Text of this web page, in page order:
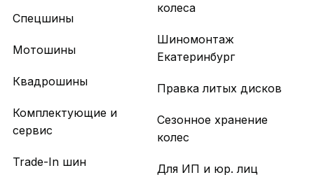
Спецшины
Мотошины
Квадрошины
Комплектующие и
сервис
Trade-In шин
колеса
Шиномонтаж
Екатеринбург
Правка литых дисков
Сезонное хранение
колес
Для ИП и юр. лиц